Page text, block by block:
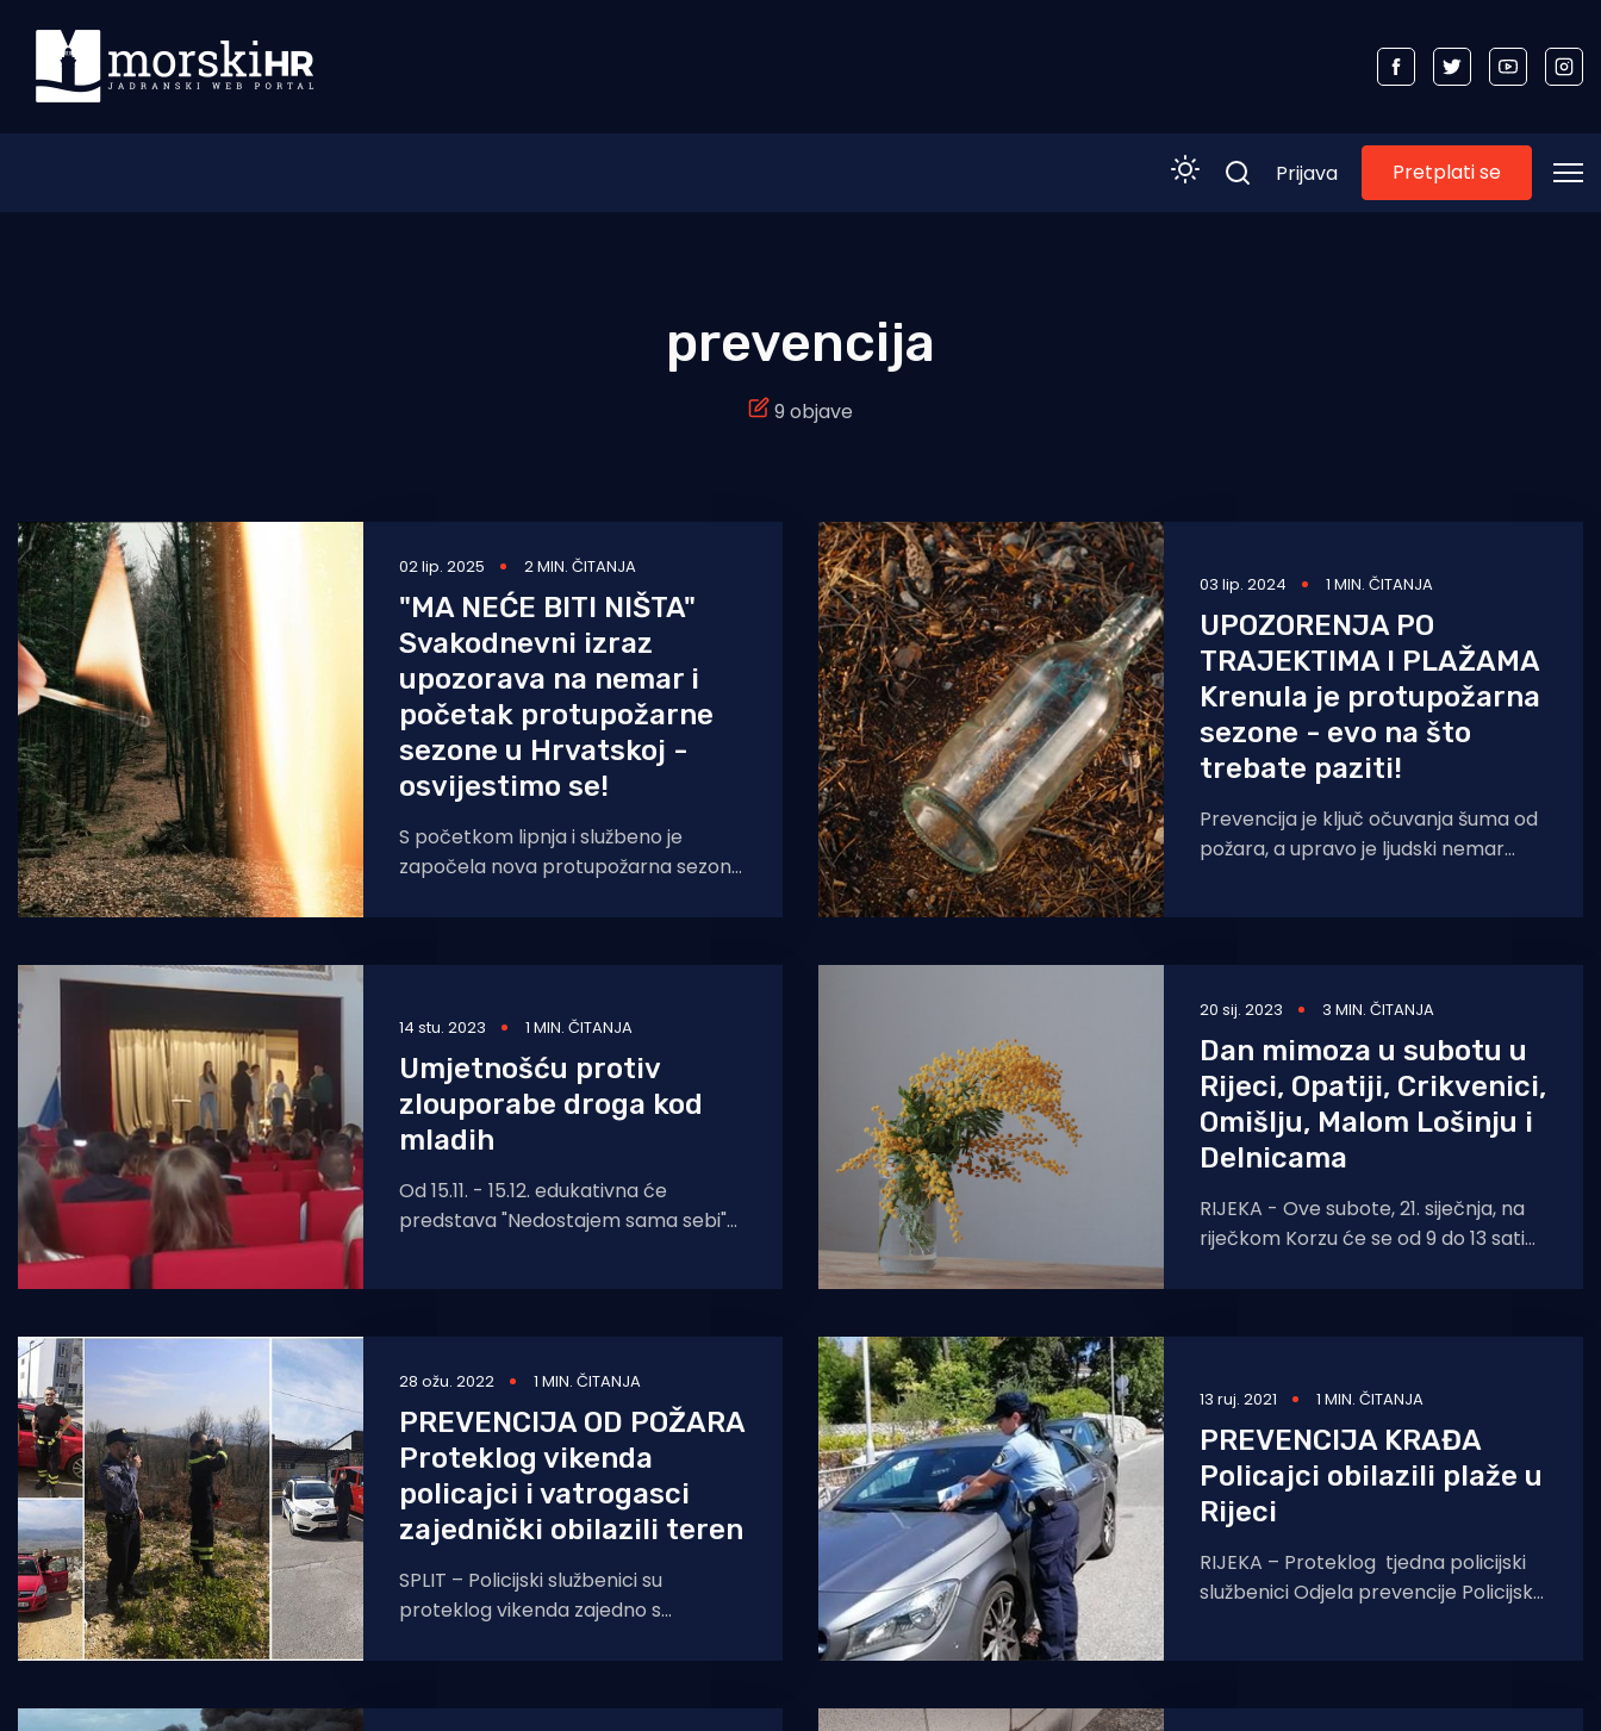
Turizam i nautika
Pomorstvo
Ribolov
Ekologija
Tradicija i kultura
Prijava Pretplati se
prevencija
9 objave
02 lip. 2025 2 MIN. ČITANJA
"MA NEĆE BITI NIŠTA"
Svakodnevni izraz
upozorava na nemar i
početak protupožarne
sezone u Hrvatskoj -
osvijestimo se!
S početkom lipnja i službeno je
započela nova protupožarna sezona
Hrvatske šume i
03 lip. 2024 1 MIN. ČITANJA
UPOZORENJA PO
TRAJEKTIMA I PLAŽAMA
Krenula je protupožarna
sezone - evo na što
trebate paziti!
Prevencija je ključ očuvanja šuma od
požara, a upravo je ljudski nemar
14 stu. 2023 1 MIN. ČITANJA
Umjetnošću protiv
zlouporabe droga kod
mladih
Od 15.11. - 15.12. edukativna će
predstava "Nedostajem sama sebi"
20 sij. 2023 3 MIN. ČITANJA
Dan mimoza u subotu u
Rijeci, Opatiji, Crikvenici,
Omišlju, Malom Lošinju i
Delnicama
RIJEKA - Ove subote, 21. siječnja, na
riječkom Korzu će se od 9 do 13 sati
28 ožu. 2022 1 MIN. ČITANJA
PREVENCIJA OD POŽARA
Proteklog vikenda
policajci i vatrogasci
zajednički obilazili teren
SPLIT – Policijski službenici su
proteklog vikenda zajedno s
kojima postoji rizik od izbijanja požara
13 ruj. 2021 1 MIN. ČITANJA
PREVENCIJA KRAĐA
Policajci obilazili plaže u
Rijeci
RIJEKA – Proteklog tjedna policijski
službenici Odjela prevencije Policijske